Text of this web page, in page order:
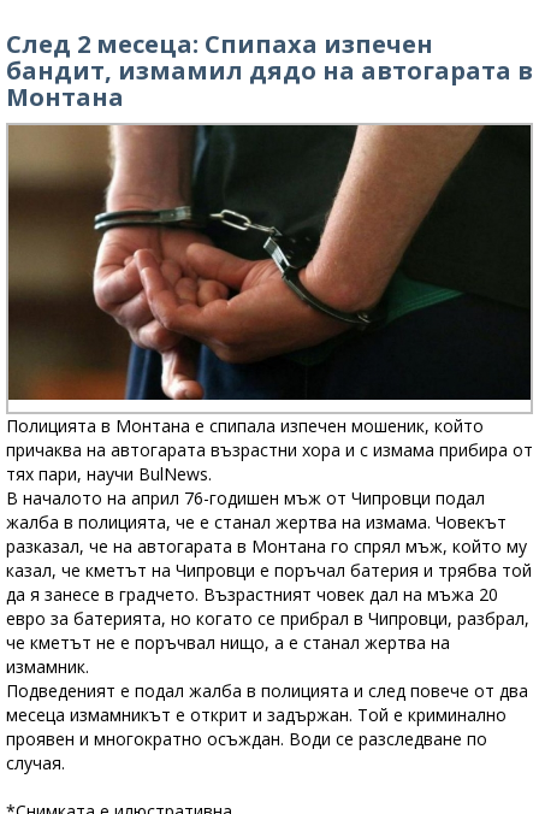
След 2 месеца: Спипаха изпечен
бандит, измамил дядо на автогарата в
Монтана
Полицията в Монтана е спипала изпечен мошеник, който
причаква на автогарата възрастни хора и с измама прибира от
тях пари, научи BulNews.
В началото на април 76-годишен мъж от Чипровци подал
жалба в полицията, че е станал жертва на измама. Човекът
разказал, че на автогарата в Монтана го спрял мъж, който му
казал, че кметът на Чипровци е поръчал батерия и трябва той
да я занесе в градчето. Възрастният човек дал на мъжа 20
евро за батерията, но когато се прибрал в Чипровци, разбрал,
че кметът не е поръчвал нищо, а е станал жертва на
измамник.
Подведеният е подал жалба в полицията и след повече от два
месеца измамникът е открит и задържан. Той е криминално
проявен и многократно осъждан. Води се разследване по
случая.